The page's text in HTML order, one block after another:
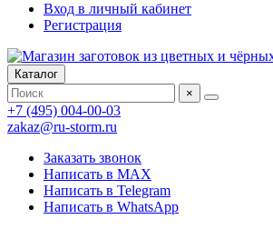
Вход в личный кабинет
Регистрация
Каталог
×
+7 (495) 004-00-03
zakaz@ru-storm.ru
Заказать звонок
Написать в MAX
Написать в Telegram
Написать в WhatsApp